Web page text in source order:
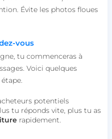
Évite les photos floues
vous
tu commenceras à
Voici quelques
potentiels
tu réponds vite, plus tu as
rapidement.